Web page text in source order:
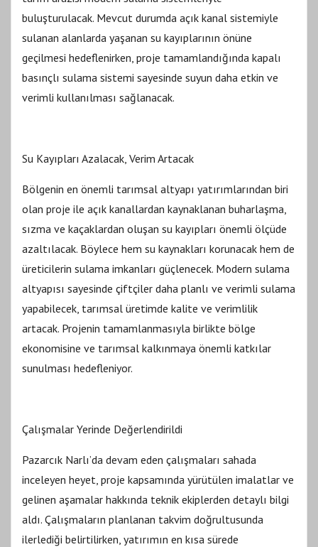
buluşturulacak. Mevcut durumda açık kanal sistemiyle
sulanan alanlarda yaşanan su kayıplarının önüne
geçilmesi hedeflenirken, proje tamamlandığında kapalı
basınçlı sulama sistemi sayesinde suyun daha etkin ve
verimli kullanılması sağlanacak.
Su Kayıpları Azalacak, Verim Artacak
Bölgenin en önemli tarımsal altyapı yatırımlarından biri
olan proje ile açık kanallardan kaynaklanan buharlaşma,
sızma ve kaçaklardan oluşan su kayıpları önemli ölçüde
azaltılacak. Böylece hem su kaynakları korunacak hem de
üreticilerin sulama imkanları güçlenecek. Modern sulama
altyapısı sayesinde çiftçiler daha planlı ve verimli sulama
yapabilecek, tarımsal üretimde kalite ve verimlilik
artacak. Projenin tamamlanmasıyla birlikte bölge
ekonomisine ve tarımsal kalkınmaya önemli katkılar
sunulması hedefleniyor.
Çalışmalar Yerinde Değerlendirildi
Pazarcık Narlı’da devam eden çalışmaları sahada
inceleyen heyet, proje kapsamında yürütülen imalatlar ve
gelinen aşamalar hakkında teknik ekiplerden detaylı bilgi
aldı. Çalışmaların planlanan takvim doğrultusunda
ilerlediği belirtilirken, yatırımın en kısa sürede